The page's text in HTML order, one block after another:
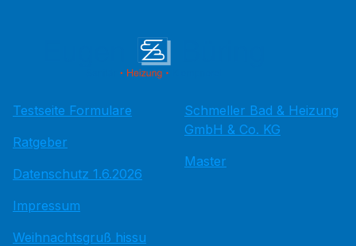
Testseite Formulare
Ratgeber
Datenschutz 1.6.2026
Impressum
Weihnachtsgruß hissu
Schmeller Bad & Heizung
GmbH & Co. KG
Master